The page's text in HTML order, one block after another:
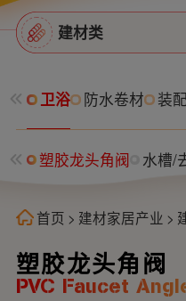
建材类
卫浴 防水卷材 装
阀 塑胶龙头角阀 水槽/
塑胶龙头角阀
PVC Faucet
首页 > 建材家居产业 >